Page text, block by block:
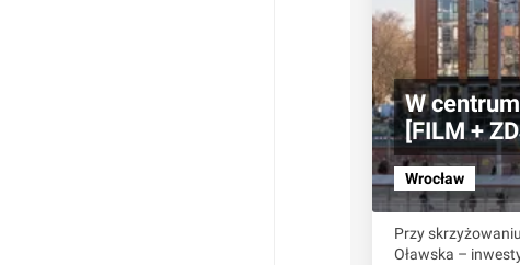
W
[FILM +
Wrocław
Przy
Oławska –